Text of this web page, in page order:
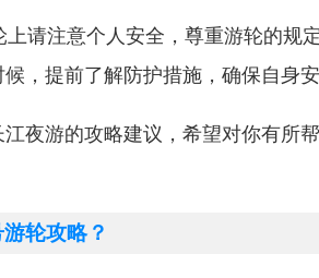
上请注意个人安全，尊重游轮的规
，提前了解防护措施，确保自身
江夜游的攻略建议，希望对你有所
轮攻略？